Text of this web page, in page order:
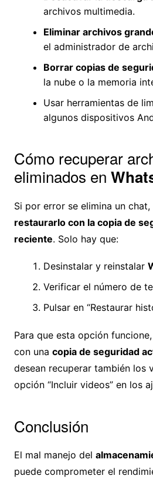
archivos multimedia.
Eliminar archivos
el administrador de
Borrar copias de
la nube o la memoria
Usar herramientas de
algunos dispositivos
Cómo recuperar
eliminados en
Si por error se elimina un
restaurarlo con la copia de
reciente. Solo hay que:
Desinstalar y reinstalar
Verificar el número de
Pulsar en “Restaurar
Para que esta opción
con una copia de seguridad
desean recuperar también los
opción “Incluir videos” en los
Conclusión
El mal manejo del
puede comprometer el